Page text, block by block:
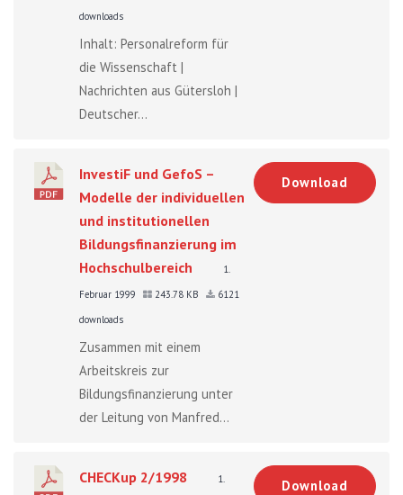
downloads
Inhalt: Personalreform für
die Wissenschaft |
Nachrichten aus Gütersloh |
Deutscher...
InvestiF und GefoS –
Modelle der individuellen
und institutionellen
Bildungsfinanzierung im
Hochschulbereich
1.
Februar 1999
243.78 KB
6121
downloads
Zusammen mit einem
Arbeitskreis zur
Bildungsfinanzierung unter
der Leitung von Manfred...
Download
CHECKup 2/1998
1.
Download